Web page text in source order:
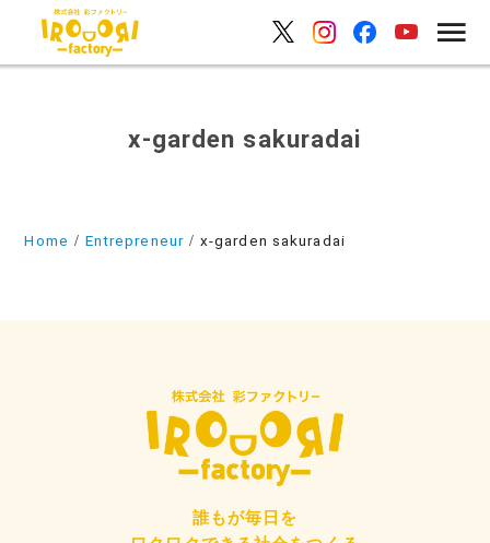
x-garden sakuradai
Home Entrepreneur x-garden sakuradai
誰もが毎日を